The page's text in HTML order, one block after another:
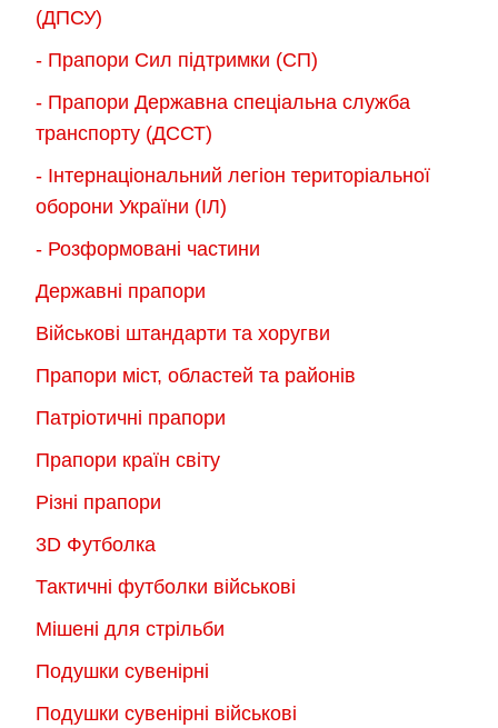
(ДПСУ)
- Прапори Сил підтримки (СП)
- Прапори Державна спеціальна служба
транспорту (ДССТ)
- Інтернаціональний легіон територіальної
оборони України (ІЛ)
- Розформовані частини
Державні прапори
Військові штандарти та хоругви
Прапори міст, областей та районів
Патріотичні прапори
Прапори країн світу
Різні прапори
3D Футболка
Тактичні футболки військові
Мішені для стрільби
Подушки сувенірні
Подушки сувенірні військові